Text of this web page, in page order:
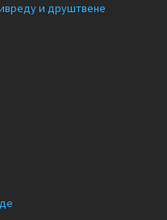
и друштвене